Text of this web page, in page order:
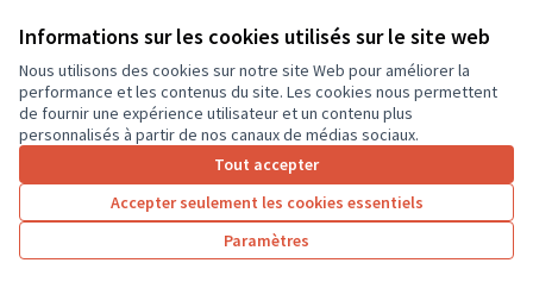
Informations sur les cookies utilisés sur le site web
Nous utilisons des cookies sur notre site Web pour améliorer la
performance et les contenus du site. Les cookies nous permettent
de fournir une expérience utilisateur et un contenu plus
personnalisés à partir de nos canaux de médias sociaux.
Tout accepter
Accepter seulement les cookies essentiels
Paramètres
Aménager une salle d'étude
flexible
Soumis au
vote